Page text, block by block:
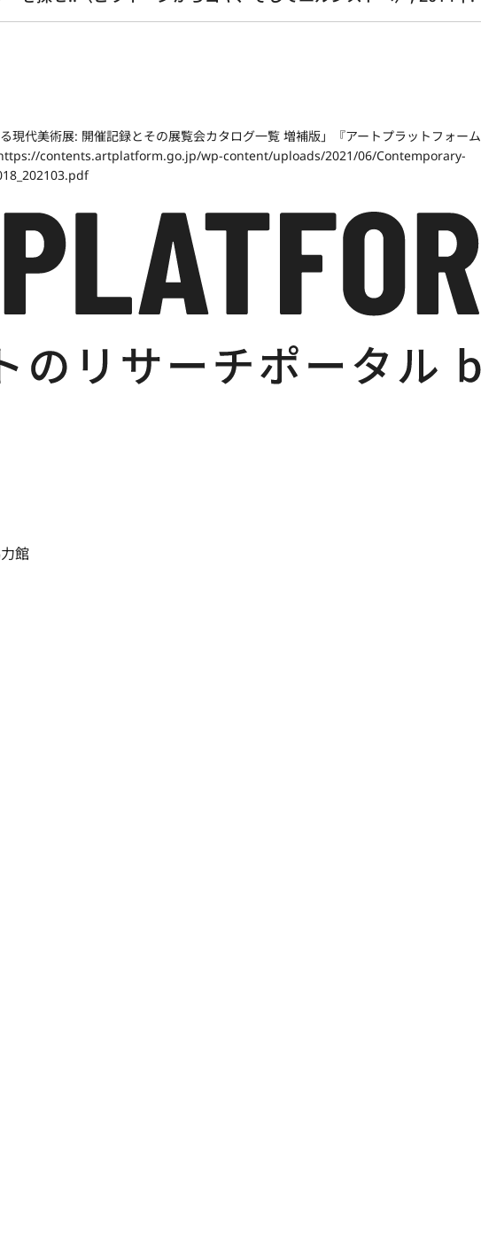
現代美術展: 開催記録とその展覧会カタログ一覧 増補版」『アートプラットフォーム
https://contents.artplatform.go.jp/wp-content/uploads/2021/06/Contemporary-
館